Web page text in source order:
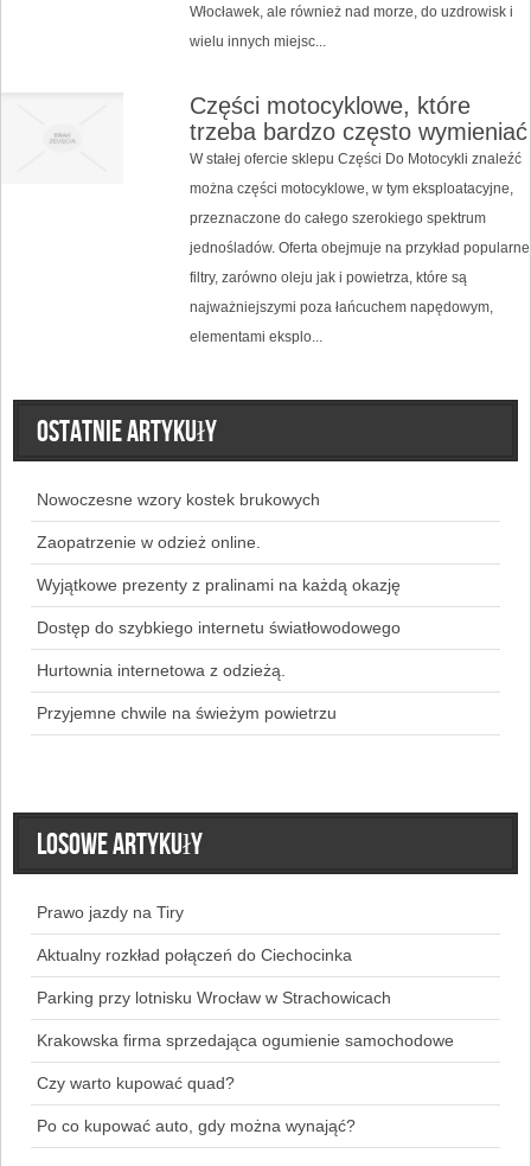
Włocławek, ale również nad morze, do uzdrowisk i
wielu innych miejsc...
Części motocyklowe, które
trzeba bardzo często wymieniać
W stałej ofercie sklepu Części Do Motocykli znaleźć
można części motocyklowe, w tym eksploatacyjne,
przeznaczone do całego szerokiego spektrum
jednośladów. Oferta obejmuje na przykład popularne
filtry, zarówno oleju jak i powietrza, które są
najważniejszymi poza łańcuchem napędowym,
elementami eksplo...
Ostatnie artykuły
Nowoczesne wzory kostek brukowych
Zaopatrzenie w odzież online.
Wyjątkowe prezenty z pralinami na każdą okazję
Dostęp do szybkiego internetu światłowodowego
Hurtownia internetowa z odzieżą.
Przyjemne chwile na świeżym powietrzu
Losowe artykuły
Prawo jazdy na Tiry
Aktualny rozkład połączeń do Ciechocinka
Parking przy lotnisku Wrocław w Strachowicach
Krakowska firma sprzedająca ogumienie samochodowe
Czy warto kupować quad?
Po co kupować auto, gdy można wynająć?